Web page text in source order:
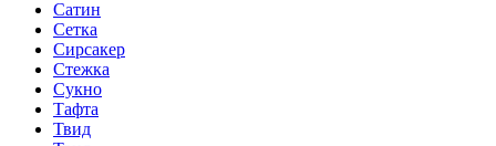
Сатин
Сетка
Сирсакер
Стежка
Сукно
Тафта
Твид